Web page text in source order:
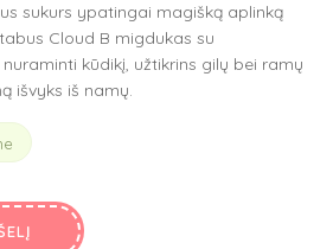
sukurs ypatingai magišką aplinką
Cloud B migdukas su
kūdikį, užtikrins gilų bei ramų
išvyks iš namų.